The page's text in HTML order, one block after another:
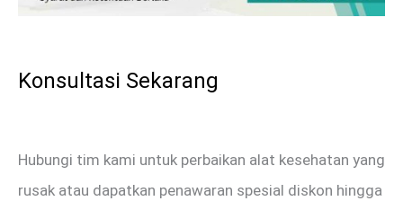
Konsultasi Sekarang
Hubungi tim kami untuk perbaikan alat kesehatan yang
rusak atau dapatkan penawaran spesial diskon hingga